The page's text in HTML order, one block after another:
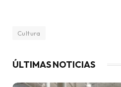
Cultura
ÚLTIMAS NOTICIAS